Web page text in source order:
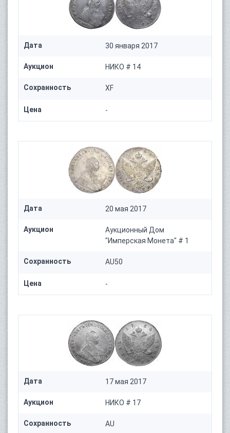
Дата 30 января 2017
Аукцион НИКО # 14
Сохранность XF
Цена -
Дата 20 мая 2017
Аукцион
Аукционный Дом
"Имперская Монета" # 1
Сохранность AU50
Цена -
Дата 17 мая 2017
Аукцион НИКО # 17
Сохранность AU